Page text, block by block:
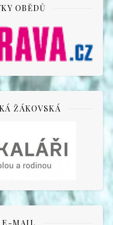
OBĚDŮ
ŽÁKOVSKÁ
E-MAIL